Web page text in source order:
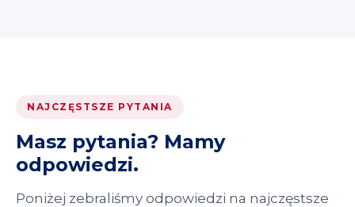
NAJCZĘSTSZE PYTANIA
Masz pytania? Mamy
odpowiedzi.
Poniżej zebraliśmy odpowiedzi na najczęstsze